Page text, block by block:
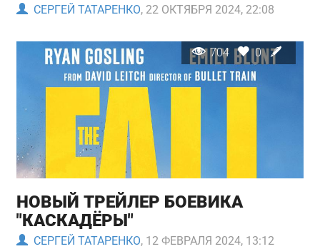
СЕРГЕЙ ТАТАРЕНКО, 22 ОКТЯБРЯ 2024, 22:08
704 0
НОВЫЙ ТРЕЙЛЕР БОЕВИКА
"КАСКАДЁРЫ"
СЕРГЕЙ ТАТАРЕНКО, 12 ФЕВРАЛЯ 2024, 13:12